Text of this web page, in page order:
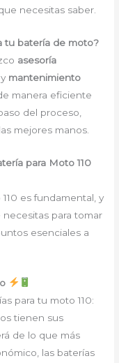
necesitas saber.
tu batería de moto?
asesoría
y mantenimiento
manera eficiente
del proceso,
mejores manos.
para Moto 110
es fundamental, y
para tomar
esenciales a
para tu moto 110:
tienen sus
de lo que más
las baterías